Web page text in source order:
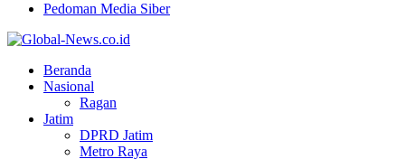
Pedoman Media Siber
Beranda
Nasional
Ragan
Jatim
DPRD Jatim
Metro Raya